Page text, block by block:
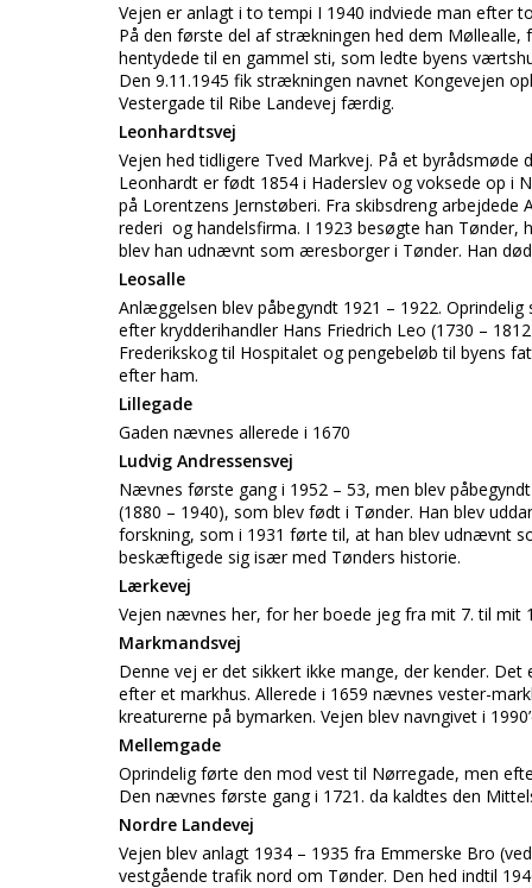
Vejen er anlagt i to tempi I 1940 indviede man efter
På den første del af strækningen hed dem
hentydede til en gammel sti, som ledte byens
Den 9.11.1945 fik strækningen navnet Kongevejen
Vestergade til Ribe Landevej færdig.
Leonhardtsvej
Vejen hed tidligere Tved Markvej. På et
Leonhardt er født 1854 i Haderslev og voksede op i
på Lorentzens Jernstøberi. Fra skibsdreng
rederi og handelsfirma. I 1923 besøgte han
blev han udnævnt som æresborger i Tønder. Han
Leosalle
Anlæggelsen blev påbegyndt 1921 – 1922.
efter krydderihandler Hans Friedrich Leo (1730 –
Frederikskog til Hospitalet og pengebeløb til byens
efter ham.
Lillegade
Gaden nævnes allerede i 1670
Ludvig Andressensvej
Nævnes første gang i 1952 – 53, men blev
(1880 – 1940), som blev født i Tønder. Han blev
forskning, som i 1931 førte til, at han blev udnævnt
beskæftigede sig især med Tønders historie.
Lærkevej
Vejen nævnes her, for her boede jeg fra mit 7. til mit
Markmandsvej
Denne vej er det sikkert ikke mange, der kender.
efter et markhus. Allerede i 1659 nævnes vester-
kreaturerne på bymarken. Vejen blev navngivet i
Mellemgade
Oprindelig førte den mod vest til Nørregade, men
Den nævnes første gang i 1721. da kaldtes den
Nordre Landevej
Vejen blev anlagt 1934 – 1935 fra Emmerske Bro
vestgående trafik nord om Tønder. Den hed indtil